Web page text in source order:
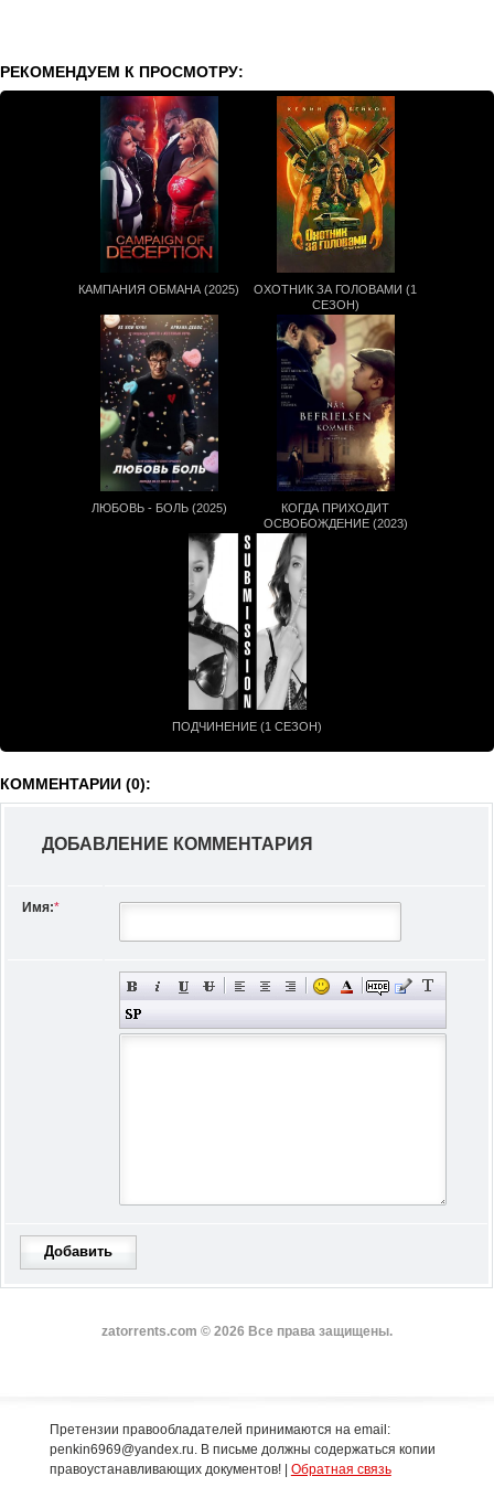
РЕКОМЕНДУЕМ К ПРОСМОТРУ:
КАМПАНИЯ ОБМАНА (2025)
ОХОТНИК ЗА ГОЛОВАМИ (1
СЕЗОН)
ЛЮБОВЬ - БОЛЬ (2025)
КОГДА ПРИХОДИТ
ОСВОБОЖДЕНИЕ (2023)
ПОДЧИНЕНИЕ (1 СЕЗОН)
КОММЕНТАРИИ (0):
ДОБАВЛЕНИЕ КОММЕНТАРИЯ
Имя:*
Добавить
zatorrents.com © 2026 Все права защищены.
Претензии правообладателей принимаются на email:
penkin6969@yandex.ru. В письме должны содержаться копии
правоустанавливающих документов! | Обратная связь